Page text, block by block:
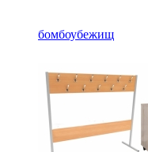
бомбоубежищ